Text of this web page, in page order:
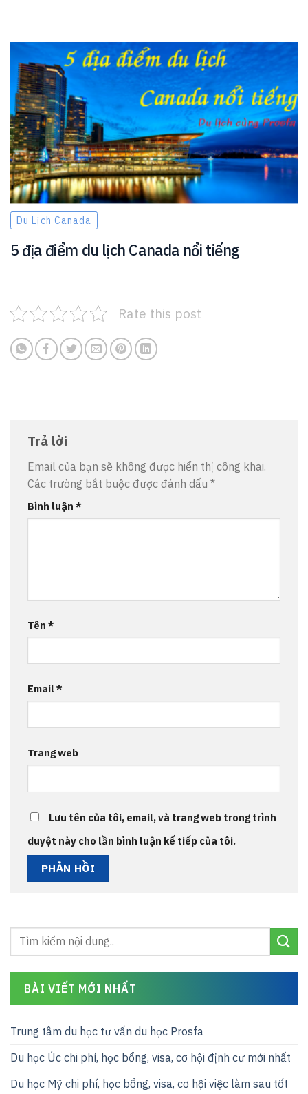
Du Lịch Canada
5 địa điểm du lịch Canada nổi tiếng
Rate this post
Trả lời
Email của bạn sẽ không được hiển thị công khai.
Các trường bắt buộc được đánh dấu *
Bình luận *
Tên *
Email*
Trang web
Lưu tên của tôi, email, và trang web trong trình
duyệt này cho lần bình luận kế tiếp của tôi.
BÀI VIẾT MỚI NHẤT
Trung tâm du học tư vấn du học Prosfa
Du học Úc chi phí, học bổng, visa, cơ hội định cư mới nhất
Du học Mỹ chi phí, học bổng, visa, cơ hội việc làm sau tốt